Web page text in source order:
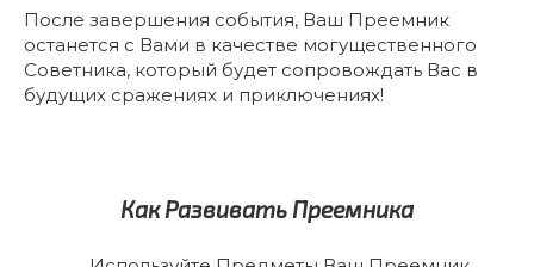
После завершения события, Ваш Преемник
останется с Вами в качестве могущественного
Советника, который будет сопровождать Вас в
будущих сражениях и приключениях!
Как Развивать Преемника